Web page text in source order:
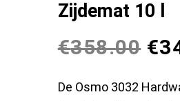
Zijdemat 10 l
€358.00 €
De Osmo 3032